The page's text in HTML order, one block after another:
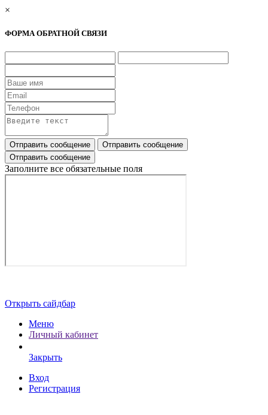
×
ФОРМА ОБРАТНОЙ СВЯЗИ
Заполните все обязательные поля
Открыть сайдбар
Меню
Личный кабинет
Закрыть
Вход
Регистрация